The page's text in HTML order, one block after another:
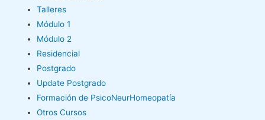
Talleres
Módulo 1
Módulo 2
Residencial
Postgrado
Update Postgrado
Formación de PsicoNeurHomeopatía
Otros Cursos